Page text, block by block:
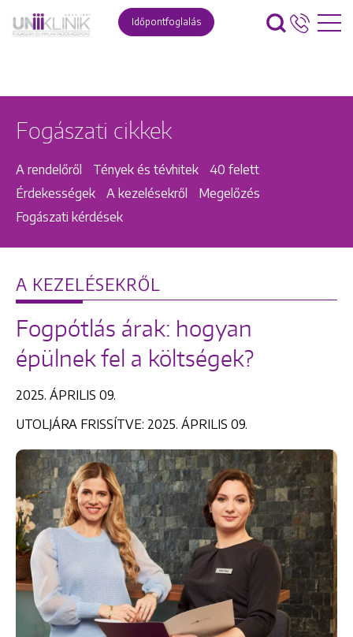
Időpontfoglalás
Fogászati cikkek
A rendelőről Tények és tévhitek
40 felett
Érdekességek
A kezelésekről
Megelőzés
Fogászati kérdések
A KEZELÉSEKRŐL
Fogpótlás árak: hogyan
épülnek fel a költségek?
2025. ÁPRILIS 09.
UTOLJÁRA FRISSÍTVE: 2025. ÁPRILIS 09.